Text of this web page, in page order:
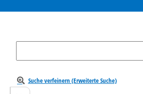
Suche verfeinern (Erweiterte Suche)